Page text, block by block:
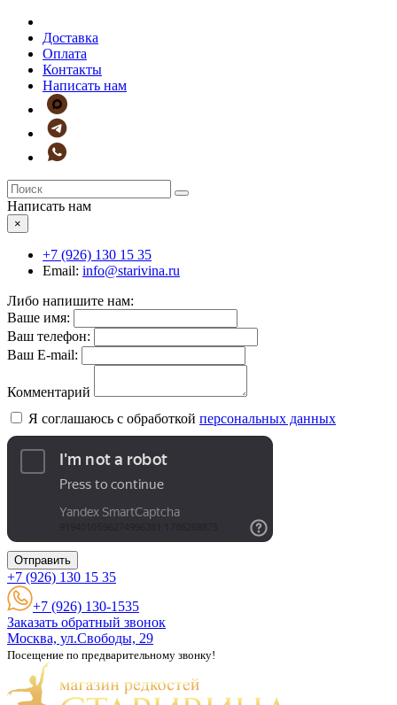
Доставка
Оплата
Контакты
Написать нам
Написать нам
×
+7 (926) 130 15 35
Email: info@starivina.ru
Либо напишите нам:
Ваше имя:
Ваш телефон:
Ваш E-mail:
Комментарий
Я соглашаюсь с обработкой персональных данных
Отправить
+7 (926) 130 15 35
+7 (926) 130-1535
Заказать обратный звонок
Москва, ул.Свободы, 29
Посещение по предварительному звонку!